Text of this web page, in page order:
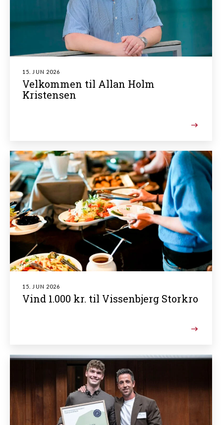
15. JUN 2026
Velkommen til Allan Holm
Kristensen
15. JUN 2026
Vind 1.000 kr. til Vissenbjerg Storkro